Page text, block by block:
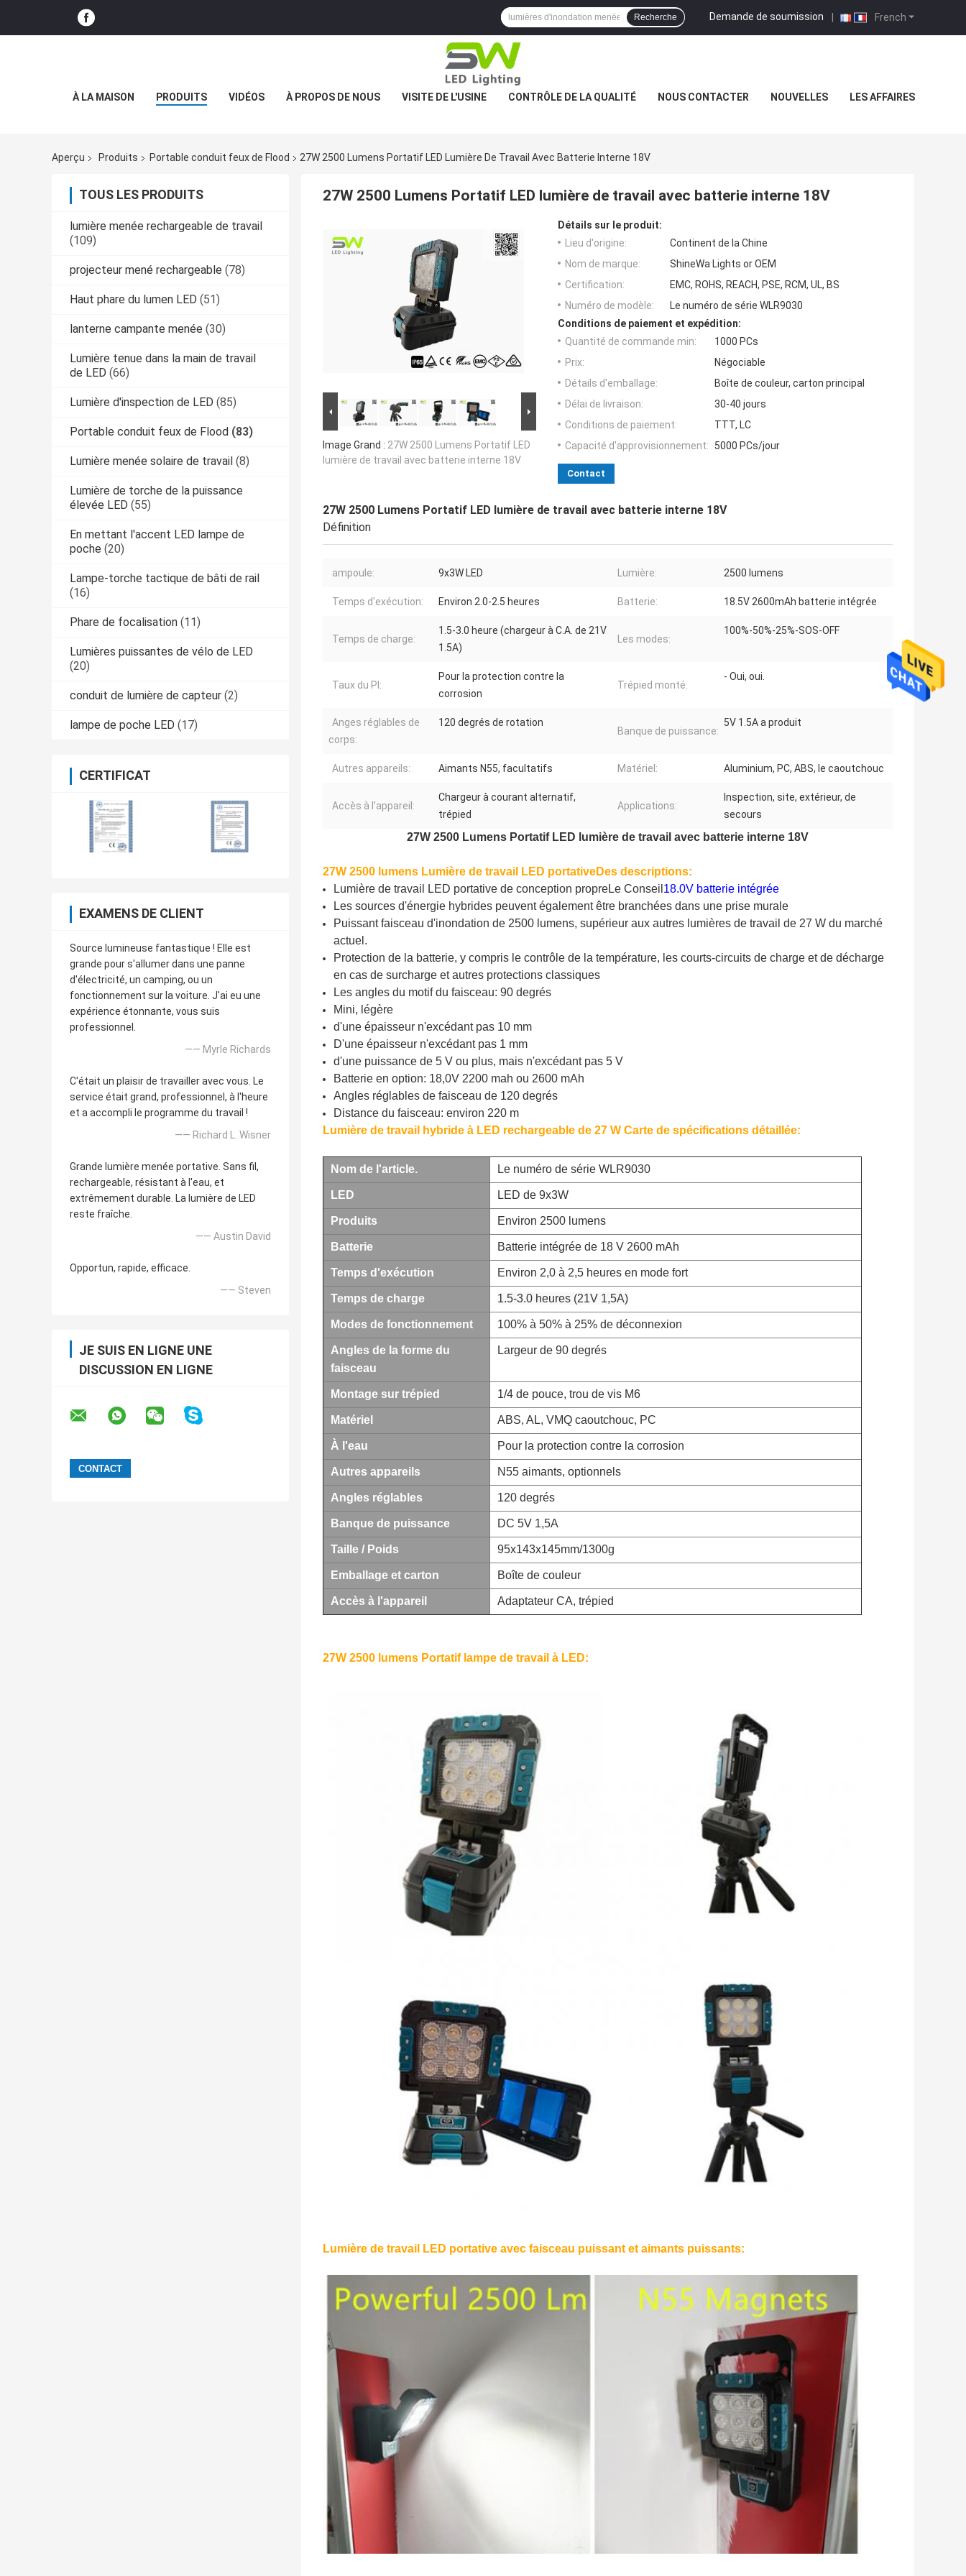
French
Demande de soumission |
Recherche
À LA MAISON PRODUITS VIDÉOS À PROPOS DE NOUS VISITE DE L'USINE CONTRÔLE DE LA QUALITÉ NOUS CONTACTER NOUVELLES LES AFFAIRES
Aperçu Produits Portable conduit feux de Flood 27W 2500 Lumens Portatif LED Lumière De Travail Avec Batterie Interne 18V
TOUS LES PRODUITS
lumière menée rechargeable de travail
(109)
projecteur mené rechargeable (78)
Haut phare du lumen LED (51)
lanterne campante menée (30)
Lumière tenue dans la main de travail
de LED (66)
Lumière d'inspection de LED (85)
Portable conduit feux de Flood (83)
Lumière menée solaire de travail (8)
Lumière de torche de la puissance
élevée LED (55)
En mettant l'accent LED lampe de
poche (20)
Lampe-torche tactique de bâti de rail
(16)
Phare de focalisation (11)
Lumières puissantes de vélo de LED
(20)
conduit de lumière de capteur (2)
lampe de poche LED (17)
CERTIFICAT
EXAMENS DE CLIENT
Source lumineuse fantastique ! Elle est
grande pour s'allumer dans une panne
d'électricité, un camping, ou un
fonctionnement sur la voiture. J'ai eu une
expérience étonnante, vous suis
professionnel.
—— Myrle Richards
C'était un plaisir de travailler avec vous. Le
service était grand, professionnel, à l'heure
et a accompli le programme du travail !
—— Richard L. Wisner
Grande lumière menée portative. Sans fil,
rechargeable, résistant à l'eau, et
extrêmement durable. La lumière de LED
reste fraîche.
—— Austin David
Opportun, rapide, efficace.
—— Steven
JE SUIS EN LIGNE UNE
DISCUSSION EN LIGNE
27W 2500 Lumens Portatif LED lumière de travail avec batterie interne 18V
Image Grand : 27W 2500 Lumens Portatif LED
lumière de travail avec batterie interne 18V
Détails sur le produit:
Lieu d'origine:
Continent de la Chine
Nom de marque:
ShineWa Lights or OEM
Certification:
EMC, ROHS, REACH, PSE, RCM, UL, BS
Numéro de modèle:
Le numéro de série WLR9030
Conditions de paiement et expédition:
Quantité de commande min:
1000 PCs
Prix:
Négociable
Détails d'emballage:
Boîte de couleur, carton principal
Délai de livraison:
30-40 jours
Conditions de paiement:
TTT, LC
Capacité d'approvisionnement:
5000 PCs/jour
Contact
27W 2500 Lumens Portatif LED lumière de travail avec batterie interne 18V
Définition
ampoule: 9x3W LED Lumière: 2500 lumens
Temps d'exécution: Environ 2.0-2.5 heures Batterie: 18.5V 2600mAh batterie intégrée
Temps de charge:
1.5-3.0 heure (chargeur à C.A. de 21V
1.5A)
Les modes:
100%-50%-25%-SOS-OFF
Taux du PI:
Pour la protection contre la
corrosion
Trépied monté:
- Oui, oui.
Anges réglables de
corps:
120 degrés de rotation
Banque de puissance:
5V 1.5A a produit
Autres appareils: Aimants N55, facultatifs Matériel: Aluminium, PC, ABS, le caoutchouc
Accès à l'appareil:
Chargeur à courant alternatif,
trépied
Applications:
Inspection, site, extérieur, de
secours
27W 2500 Lumens Portatif LED lumière de travail avec batterie interne 18V
27W 2500 lumens Lumière de travail LED portativeDes descriptions:
Lumière de travail LED portative de conception propreLe Conseil 18.0V batterie intégrée
Les sources d'énergie hybrides peuvent également être branchées dans une prise murale
Puissant faisceau d'inondation de 2500 lumens, supérieur aux autres lumières de travail de 27 W du marché
actuel.
Protection de la batterie, y compris le contrôle de la température, les courts-circuits de charge et de décharge
en cas de surcharge et autres protections classiques
Les angles du motif du faisceau: 90 degrés
Mini, légère
d'une épaisseur n'excédant pas 10 mm
D'une épaisseur n'excédant pas 1 mm
d'une puissance de 5 V ou plus, mais n'excédant pas 5 V
Batterie en option: 18,0V 2200 mah ou 2600 mAh
Angles réglables de faisceau de 120 degrés
Distance du faisceau: environ 220 m
Lumière de travail hybride à LED rechargeable de 27 W Carte de spécifications détaillée:
Nom de l'article. Le numéro de série WLR9030
LED LED de 9x3W
Produits Environ 2500 lumens
Batterie Batterie intégrée de 18 V 2600 mAh
Temps d'exécution Environ 2,0 à 2,5 heures en mode fort
Temps de charge 1.5-3.0 heures (21V 1,5A)
Modes de fonctionnement 100% à 50% à 25% de déconnexion
Angles de la forme du
faisceau
Largeur de 90 degrés
Montage sur trépied 1/4 de pouce, trou de vis M6
Matériel ABS, AL, VMQ caoutchouc, PC
À l'eau Pour la protection contre la corrosion
Autres appareils N55 aimants, optionnels
Angles réglables 120 degrés
Banque de puissance DC 5V 1,5A
Taille / Poids 95x143x145mm/1300g
Emballage et carton Boîte de couleur
Accès à l'appareil Adaptateur CA, trépied
27W 2500 lumens Portatif lampe de travail à LED:
Lumière de travail LED portative avec faisceau puissant et aimants puissants: